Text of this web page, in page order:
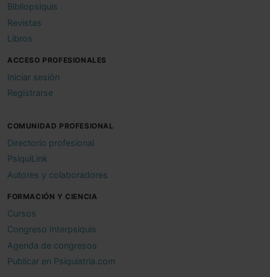
Bibliopsiquis
Revistas
Libros
ACCESO PROFESIONALES
Iniciar sesión
Registrarse
COMUNIDAD PROFESIONAL
Directorio profesional
PsiquiLink
Autores y colaboradores
FORMACIÓN Y CIENCIA
Cursos
Congreso Interpsiquis
Agenda de congresos
Publicar en Psiquiatria.com